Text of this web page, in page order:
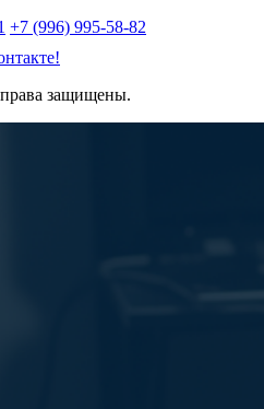
+7 (996) 995-58-82
защищены.